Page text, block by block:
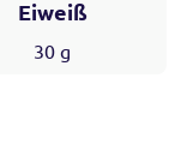
Eiweiß
30 g